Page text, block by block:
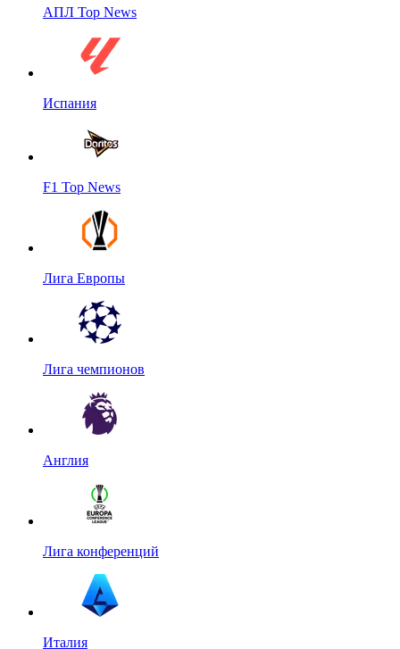
АПЛ Top News
Испания
F1 Top News
Лига Европы
Лига чемпионов
Англия
Лига конференций
Италия